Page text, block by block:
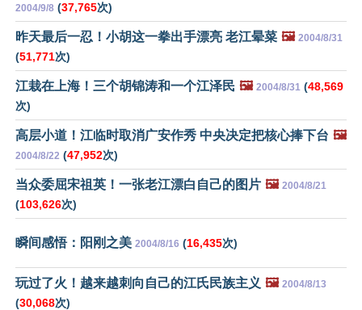
2004/9/8 (37,765次)
昨天最后一忍！小胡这一拳出手漂亮 老江晕菜 🖼️ 2004/8/31
(51,771次)
江栽在上海！三个胡锦涛和一个江泽民 🖼️ 2004/8/31 (48,569
次)
高层小道！江临时取消广安作秀 中央决定把核心捧下台 🖼️
2004/8/22 (47,952次)
当众委屈宋祖英！一张老江漂白自己的图片 🖼️ 2004/8/21
(103,626次)
瞬间感悟：阳刚之美 2004/8/16 (16,435次)
玩过了火！越来越刺向自己的江氏民族主义 🖼️ 2004/8/13
(30,068次)